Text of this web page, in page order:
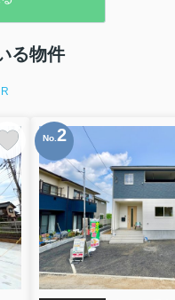
る物件
No.2